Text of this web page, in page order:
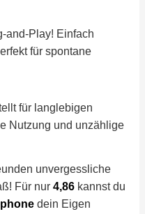
and-Play! Einfach
für spontane
für langlebigen
Nutzung und unzählige
unvergessliche
Für nur 4,86 kannst du
dein Eigen